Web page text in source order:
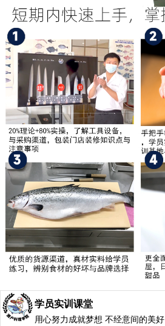
学员实训课堂
用心努力成就梦想 不经意间的美好